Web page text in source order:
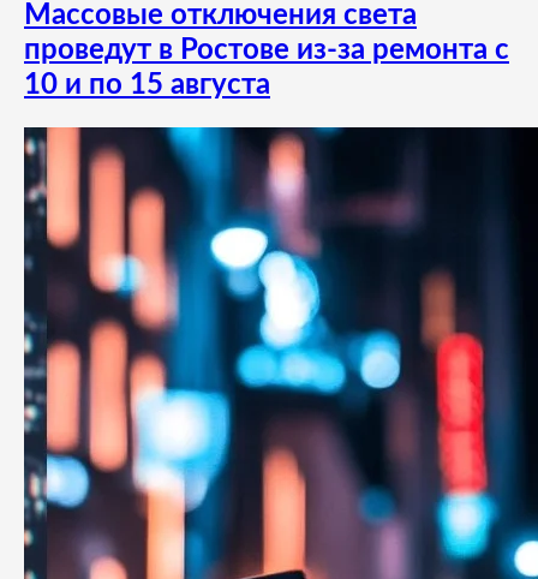
Массовые отключения света
проведут в Ростове из-за ремонта с
10 и по 15 августа